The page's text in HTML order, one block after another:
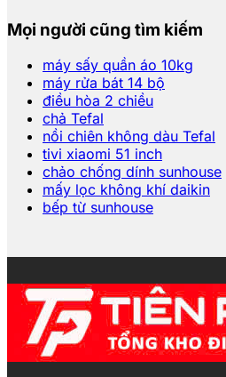
Mọi người cũng tìm kiếm
máy sấy quần áo 10kg
máy rửa bát 14 bộ
điều hòa 2 chiều
chả Tefal
nồi chiên không dàu Tefal
tivi xiaomi 51 inch
chảo chống dính sunhouse
mấy lọc không khí daikin
bếp từ sunhouse